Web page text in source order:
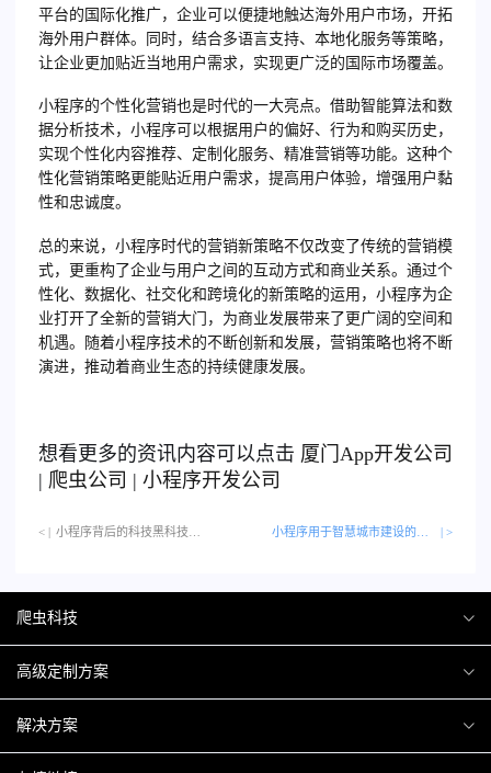
平台的国际化推广，企业可以便捷地触达海外用户市场，开拓
海外用户群体。同时，结合多语言支持、本地化服务等策略，
让企业更加贴近当地用户需求，实现更广泛的国际市场覆盖。
小程序的个性化营销也是时代的一大亮点。借助智能算法和数
据分析技术，小程序可以根据用户的偏好、行为和购买历史，
实现个性化内容推荐、定制化服务、精准营销等功能。这种个
性化营销策略更能贴近用户需求，提高用户体验，增强用户黏
性和忠诚度。
总的来说，小程序时代的营销新策略不仅改变了传统的营销模
式，更重构了企业与用户之间的互动方式和商业关系。通过个
性化、数据化、社交化和跨境化的新策略的运用，小程序为企
业打开了全新的营销大门，为商业发展带来了更广阔的空间和
机遇。随着小程序技术的不断创新和发展，营销策略也将不断
演进，推动着商业生态的持续健康发展。
想看更多的资讯内容可以点击 厦门 App开发公司
| 爬虫公司 | 小程序开发公司
< | 小程序背后的科技黑科技… | >
爬虫科技
爬虫案例
关于爬虫
高级定制方案
H5互动营销
解决方案